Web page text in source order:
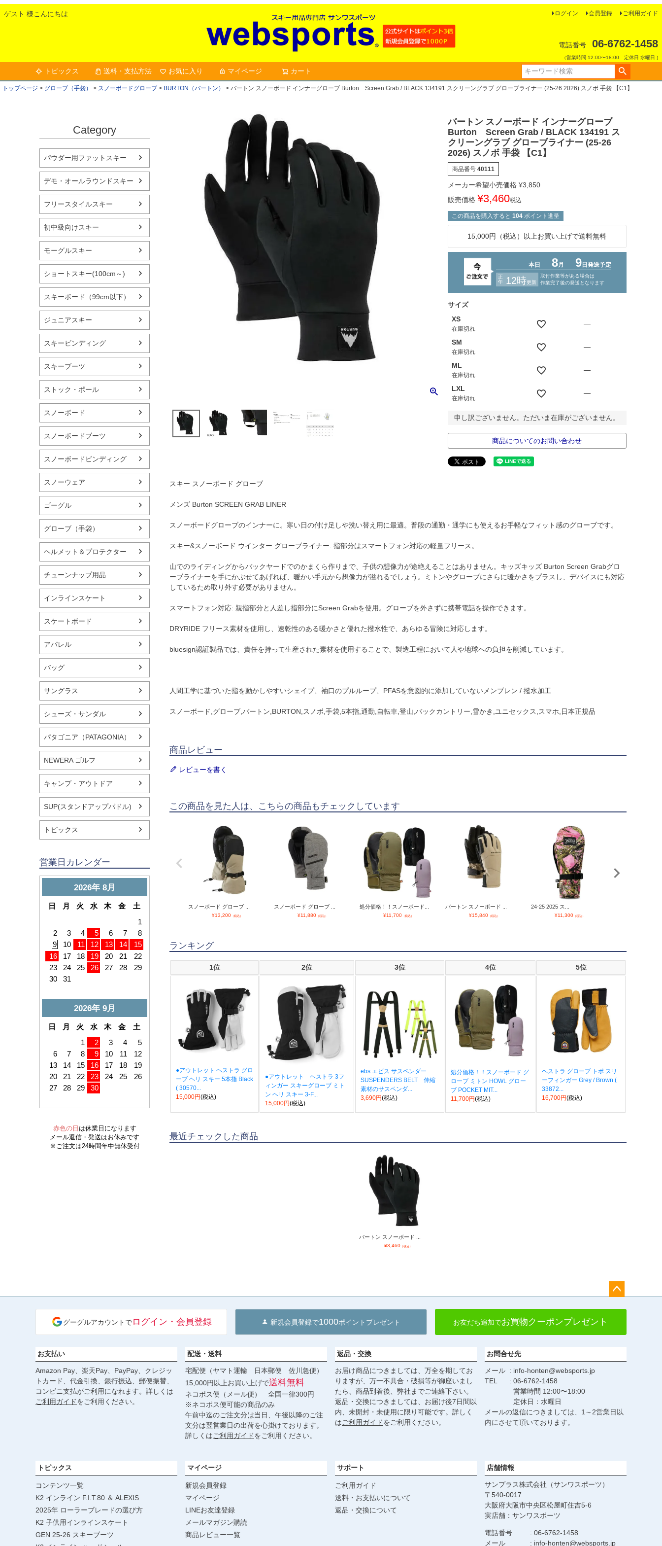
ゲスト 様こんにちは ログイン 会員登録 ご利用ガイド
電話番号 06-6762-1458
（営業時間 12:00〜18:00 定休日 水曜日 )
トピックス 送料・支払方法 お気に入り マイページ カート
トップページ グローブ（手袋） スノーボードグローブ BURTON（バートン） バートン スノーボード インナーグローブ Burton Screen Grab / BLACK 134191 スクリーングラブ グローブライナー (25-26 2026) スノボ 手袋 【C1】
Category
パウダー用ファットスキー
デモ・オールラウンドスキー
フリースタイルスキー
初中級向けスキー
モーグルスキー
ショートスキー(100cm～)
スキーボード（99cm以下）
ジュニアスキー
スキービンディング
スキーブーツ
ストック・ポール
スノーボード
スノーボードブーツ
スノーボードビンディング
スノーウェア
ゴーグル
グローブ（手袋）
ヘルメット＆プロテクター
チューンナップ用品
インラインスケート
スケートボード
アパレル
バッグ
サングラス
シューズ・サンダル
パタゴニア（PATAGONIA）
NEWERA ゴルフ
キャンプ・アウトドア
SUP(スタンドアップパドル)
トピックス
営業日カレンダー
バートン スノーボード インナーグローブ
Burton Screen Grab / BLACK 134191 ス
クリーングラブ グローブライナー (25-26
2026) スノボ 手袋 【C1】
商品番号 40111
メーカー希望小売価格 ¥3,850
販売価格 ¥3,460税込
この商品を購入すると 104 ポイント進呈
15,000円（税込）以上お買い上げで送料無料
サイズ
XS
在庫切れ
—
SM
在庫切れ
—
ML
在庫切れ
—
LXL
在庫切れ
—
申し訳ございません。ただいま在庫がございません。
商品についてのお問い合わせ
スキー スノーボード グローブ
メンズ Burton SCREEN GRAB LINER
スノーボードグローブのインナーに。寒い日の付け足しや洗い替え用に最適。普段の通勤・通学にも使えるお手軽なフィット感のグローブです。
スキー&スノーボード ウインター グローブライナー. 指部分はスマートフォン対応の軽量フリース。
山でのライディングからバックヤードでのかまくら作りまで、子供の想像力が途絶えることはありません。キッズキッズ Burton Screen Grabグロ
ーブライナーを手にかぶせてあげれば、暖かい手元から想像力が溢れるでしょう。ミトンやグローブにさらに暖かさをプラスし、デバイスにも対応
しているため取り外す必要がありません。
スマートフォン対応: 親指部分と人差し指部分にScreen Grabを使用。グローブを外さずに携帯電話を操作できます。
DRYRIDE フリース素材を使用し、速乾性のある暖かさと優れた撥水性で、あらゆる冒険に対応します。
bluesign認証製品では、責任を持って生産された素材を使用することで、製造工程において人や地球への負担を削減しています。
人間工学に基づいた指を動かしやすいシェイプ、袖口のプルループ、PFASを意図的に添加していないメンブレン / 撥水加工
スノーボード,グローブ,バートン,BURTON,スノボ,手袋,5本指,通勤,自転車,登山,バックカントリー,雪かき,ユニセックス,スマホ,日本正規品
商品レビュー
レビューを書く
この商品を見た人は、こちらの商品もチェックしています
スノーボード グローブ ...
¥13,200（税込）
スノーボード グローブ ...
¥11,880 （税込）
処分価格！！スノーボード...
¥11,700 （税込）
バートン スノーボード ...
¥15,840（税込）
24-25 2025 ス...
¥11,300 （税込）
ランキング
1位 2位 3位 4位 5位
●アウトレット ヘストラ グロ
ーブ ヘリ スキー 5本指 Black
( 30570...
15,000円(税込)
●アウトレット ヘストラ 3フ
ィンガー スキーグローブ ミト
ン ヘリ スキー 3-F...
15,000円(税込)
ebs エビス サスペンダー
SUSPENDERS BELT 伸縮
素材のサスペンダ...
3,690円(税込)
処分価格！！スノーボード グ
ローブ ミトン HOWL グロー
ブ POCKET MIT...
11,700円(税込)
ヘストラ グローブ トポ スリ
ーフィンガー Grey / Brown (
33872...
16,700円(税込)
最近チェックした商品
バートン スノーボード ...
¥3,460（税込）
へ
グーグルアカウントでログイン・会員登録 新規会員登録で1000ポイントプレゼント お友だち追加でお買物クーポンプレゼント
お支払い
Amazon Pay、楽天Pay、PayPay、クレジッ
トカード、代金引換、銀行振込、郵便振替、
コンビニ支払がご利用になれます。詳しくは
ご利用ガイドをご利用ください。
配送・送料
宅配便（ヤマト運輸 日本郵便 佐川急便）
15,000円以上お買い上げで送料無料
ネコポス便（メール便） 全国一律300円
※ネコポス便可能の商品のみ
午前中迄のご注文分は当日、午後以降のご注
文分は翌営業日の出荷を心掛けております。
詳しくはご利用ガイドをご利用ください。
返品・交換
お届け商品につきましては、万全を期してお
りますが、万一不具合・破損等が御座いまし
たら、商品到着後、弊社までご連絡下さい。
返品・交換につきましては、お届け後7日間以
内、未開封・未使用に限り可能です。詳しく
はご利用ガイドをご利用ください。
お問合せ先
メール
info-honten@websports.jp
TEL
06-6762-1458
営業時間 12:00〜18:00
定休日：水曜日
メールの返信につきましては、1～2営業日以
内にさせて頂いております。
トピックス
コンテンツ一覧
K2 インライン F.I.T.80 ＆ ALEXIS
2025年 ローラーブレードの選び方
K2 子供用インラインスケート
GEN 25-26 スキーブーツ
マイページ
新規会員登録
マイページ
LINEお友達登録
メールマガジン購読
商品レビュー一覧
サポート
ご利用ガイド
送料・お支払いについて
返品・交換について
店舗情報
サンプラス株式会社（サンワスポーツ）
540-0017
大阪府大阪市中央区松屋町住吉5-6
実店舗：サンワスポーツ
電話番号
06-6762-1458
メール
info-honten@websports.jp